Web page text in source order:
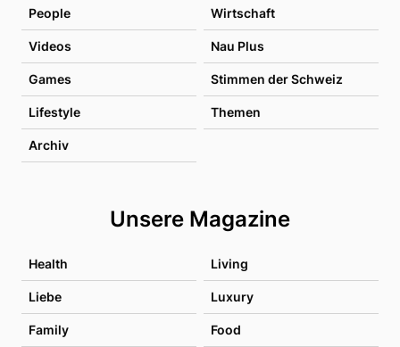
People Wirtschaft
Videos Nau Plus
Games Stimmen der Schweiz
Lifestyle Themen
Archiv
Unsere Magazine
Health Living
Liebe Luxury
Family Food